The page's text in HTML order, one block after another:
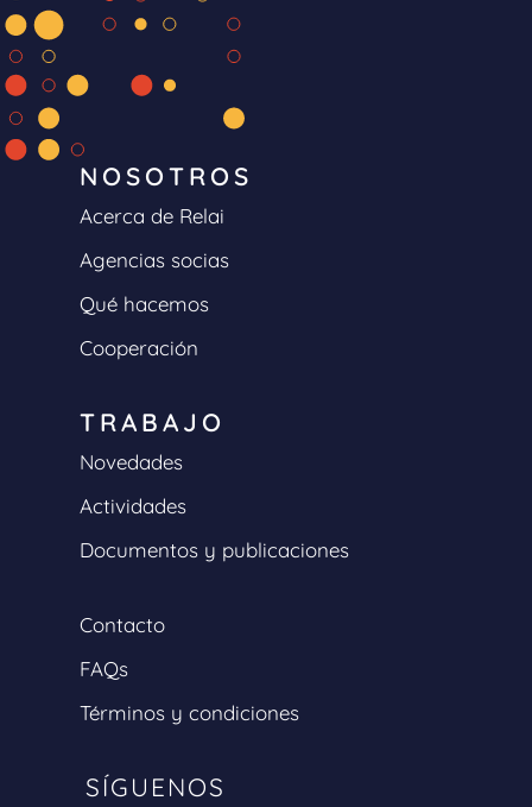
NOSOTROS
Acerca de Relai
Agencias socias
Qué hacemos
Cooperación
TRABAJO
Novedades
Actividades
Documentos y publicaciones
Contacto
FAQs
Términos y condiciones
SÍGUENOS